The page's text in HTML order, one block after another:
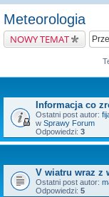
Meteorologia
NOWY TEMAT
Informacja co
Ostatni post autor:
w Sprawy Forum
Odpowiedzi: 3
V wiatru wraz z
Ostatni post autor:
Odpowiedzi: 5